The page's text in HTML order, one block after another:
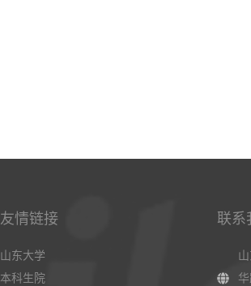
友情链接
山东大学
本科生院
联系